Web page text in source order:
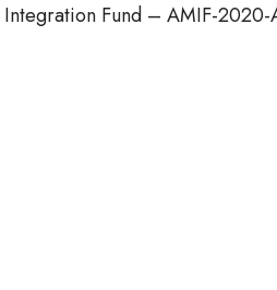
Fund – AMIF-2020-